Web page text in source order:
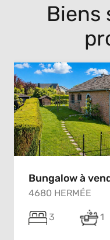
Biens
Bungalow à
4680 HERMÉE
3 1